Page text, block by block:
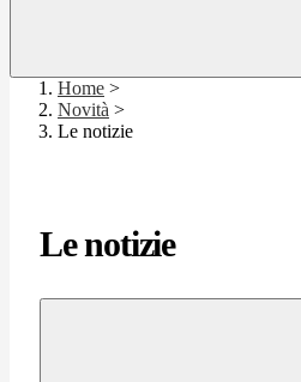
Home >
Novità >
Le notizie
Le notizie